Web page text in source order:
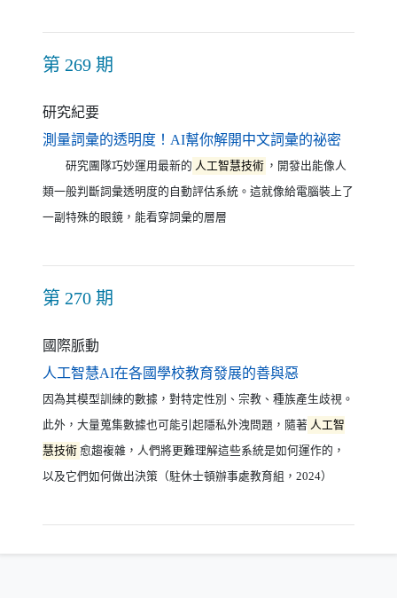
第 269 期
研究紀要
測量詞彙的透明度！AI幫你解開中文詞彙的祕密
研究團隊巧妙運用最新的 人工智慧技術 ，開發出能像人
類一般判斷詞彙透明度的自動評估系統。這就像給電腦裝上了
一副特殊的眼鏡，能看穿詞彙的層層
第 270 期
國際脈動
人工智慧AI在各國學校教育發展的善與惡（另開新視窗）
因為其模型訓練的數據，對特定性別、宗教、種族產生歧視。
此外，大量蒐集數據也可能引起隱私外洩問題，隨著 人工智
慧技術 愈趨複雜，人們將更難理解這些系統是如何運作的，
以及它們如何做出決策（駐休士頓辦事處教育組，2024）